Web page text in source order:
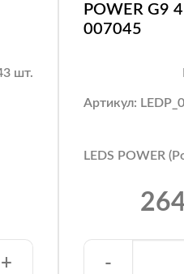
шт.
+
POWER G9
007045
Артикул:
LEDS POWER
-